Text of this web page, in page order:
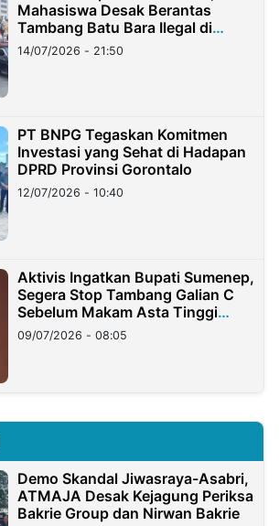
Mahasiswa Desak Berantas
Tambang Batu Bara Ilegal di
Lampung
14/07/2026 - 21:50
PT BNPG Tegaskan Komitmen
Investasi yang Sehat di Hadapan
DPRD Provinsi Gorontalo
12/07/2026 - 10:40
Aktivis Ingatkan Bupati Sumenep,
Segera Stop Tambang Galian C
Sebelum Makam Asta Tinggi
Longsor
09/07/2026 - 08:05
Demo Skandal Jiwasraya-Asabri,
ATMAJA Desak Kejagung Periksa
Bakrie Group dan Nirwan Bakrie